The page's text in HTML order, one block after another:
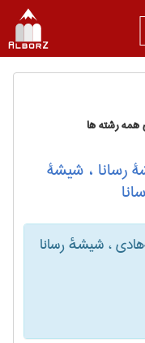
رشته ها
رسانا ، شیشۀ
، شیشهٔ رسانا